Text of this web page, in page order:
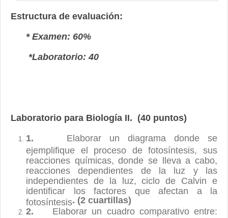
Estructura de evaluación:
* Examen: 60%
*Laboratorio: 40
Laboratorio para Biología II. (40 puntos)
1. Elaborar un diagrama donde se
ejemplifique el proceso de fotosíntesis, sus
reacciones químicas, donde se lleva a cabo,
reacciones dependientes de la luz y las
independientes de la luz, ciclo de Calvin e
identificar los factores que afectan a la
fotosíntesis. (2 cuartillas)
2. Elaborar un cuadro comparativo entre: